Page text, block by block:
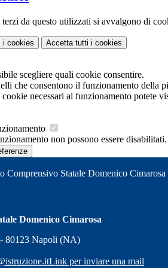
da questo utilizzati si avvalgono di
i cookies Accetta tutti i cookies
scegliere quali cookie consentire.
che consentono il funzionamento della
necessari al funzionamento potete
non possono essere
Comprensivo Statale Domenico Cimarosa
Domenico Cimarosa
80123 Napoli (NA)
Link per inviare una mail